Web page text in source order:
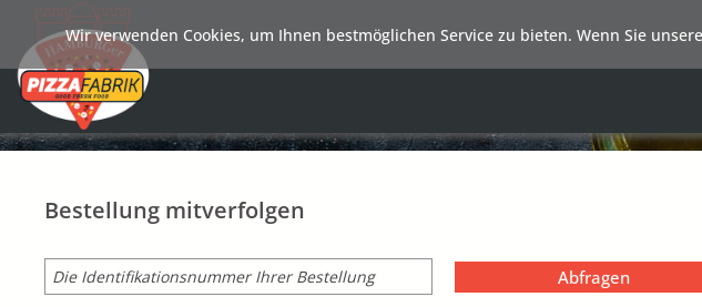
Bestellung mitverfolgen
Abfragen
Wir verwenden Cookies, um Ihnen bestmöglichen Service zu bieten. Wenn Sie